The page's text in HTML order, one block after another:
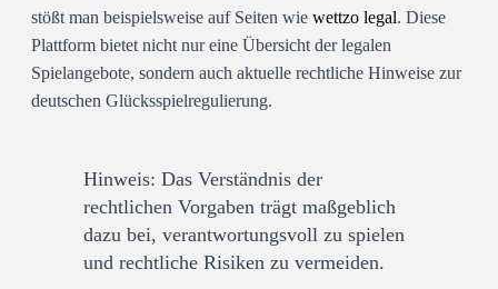
stößt man beispielsweise auf Seiten wiewettzo legal. Diese
Plattform bietet nicht nur eine Übersicht der legalen
Spielangebote, sondern auch aktuelle rechtliche Hinweise zur
deutschen Glücksspielregulierung.
Hinweis: Das Verständnis der
rechtlichen Vorgaben trägt maßgeblich
dazu bei, verantwortungsvoll zu spielen
und rechtliche Risiken zu vermeiden.